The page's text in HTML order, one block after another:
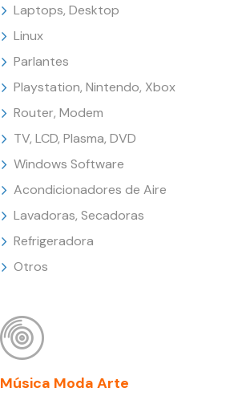
Laptops, Desktop
Linux
Parlantes
Playstation, Nintendo, Xbox
Router, Modem
TV, LCD, Plasma, DVD
Windows Software
Acondicionadores de Aire
Lavadoras, Secadoras
Refrigeradora
Otros
Música Moda Arte